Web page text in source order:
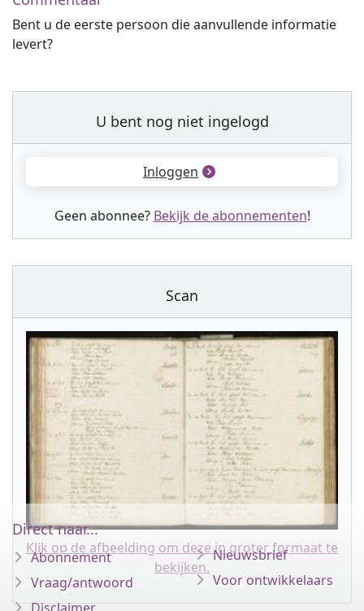
Bent u de eerste persoon die aanvullende informatie
levert?
U bent nog niet ingelogd
Inloggen
Geen abonnee? Bekijk de abonnementen!
Scan
Klik op de afbeelding om deze in groter formaat te
bekijken.
Direct naar...
Abonnement
Vraag/antwoord
Nieuwsbrief
Voor ontwikkelaars